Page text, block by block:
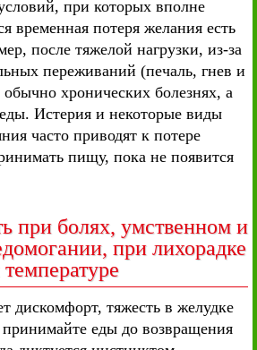
при которых вполне
временная потеря желания есть
после тяжелой нагрузки, из-за
переживаний (печаль, гнев и
хронических болезнях, а
Истерия и некоторые виды
часто приводят к потере
пищу, пока не появится
при болях, умственном и
при лихорадке
дискомфорт, тяжесть в желудке
еды до возвращения